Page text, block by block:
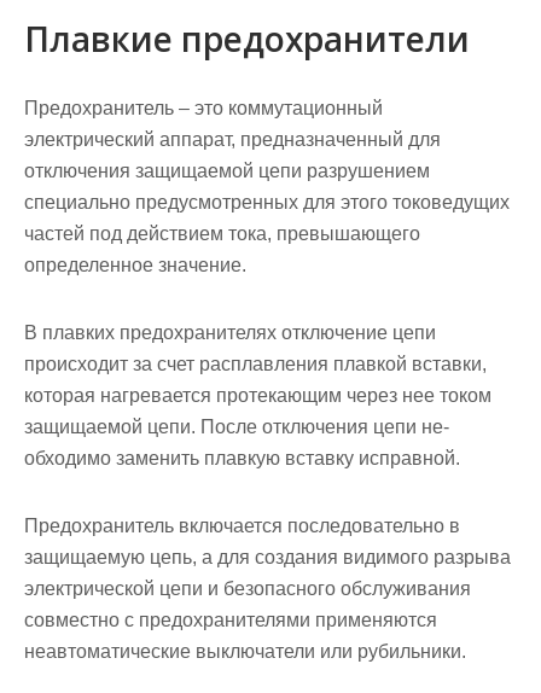
Плавкие предохранители
Предохранитель – это коммутационный
электрический аппарат, предназначенный для
отключения защищаемой цепи разрушением
специально предусмотренных для этого токоведущих
частей под дей­ствием тока, превышающего
определенное значение.
В плавких предохранителях отключение цепи
происходит за счет расплавления плавкой вставки,
которая нагревается протекаю­щим через нее током
защищаемой цепи. После отключения цепи не­
обходимо заменить плавкую вставку исправной.
Предохранитель включается последовательно в
защищаемую цепь, а для создания видимого разрыва
электрической цепи и безо­пасного обслуживания
совместно с предохранителями применяются
неавтоматические выключатели или рубильники.